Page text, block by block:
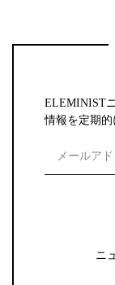
ELEMINIST
情報を定期的
ニ